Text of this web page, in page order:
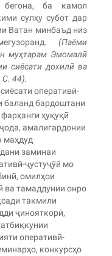
ба камол
сулҳу субот дар
Ватан минбаъд низ
(Паёми
муҳтарам Эмомалӣ
сиёсати дохилӣ ва
С. 44).
оперативӣ-
баланд бардоштани
ҳуқуқӣ
амалигардонии
маҳдуд
заминаи
ҷустуҷӯӣ мо
омилҳои
ва тамаддунии онро
такмили
ҷинояткорӣ,
оперативӣ-
конкурсҳо